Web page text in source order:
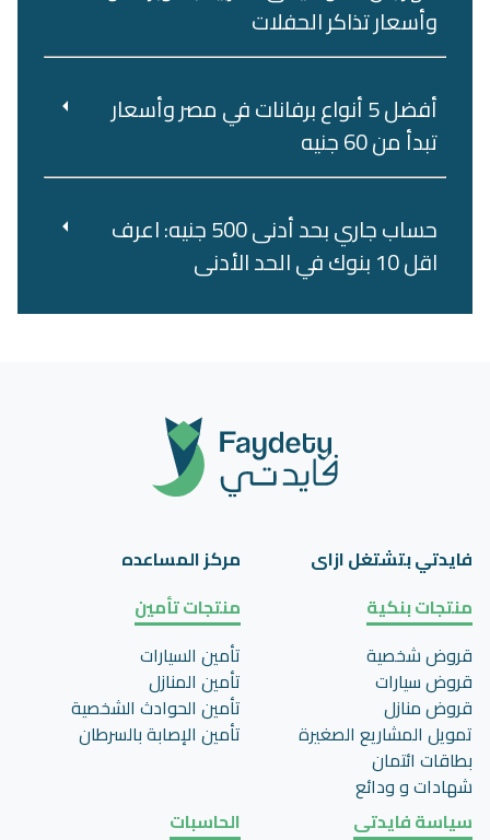
وأسعار تذاكر الحفلات
أفضل 5 أنواع برفانات في مصر وأسعار
تبدأ من 60 جنيه
حساب جاري بحد أدنى 500 جنيه: اعرف
اقل 10 بنوك في الحد الأدنى
فايدتي بتشتغل ازاى
مركز المساعده
منتجات بنكية
قروض شخصية
قروض سيارات
قروض منازل
تمويل المشاريع الصغيرة
بطاقات ائتمان
شهادات و ودائع
منتجات تأمين
تأمين السيارات
تأمين المنازل
تأمين الحوادث الشخصية
تأمين اﻹصابة بالسرطان
سياسة فايدتى
الحاسبات